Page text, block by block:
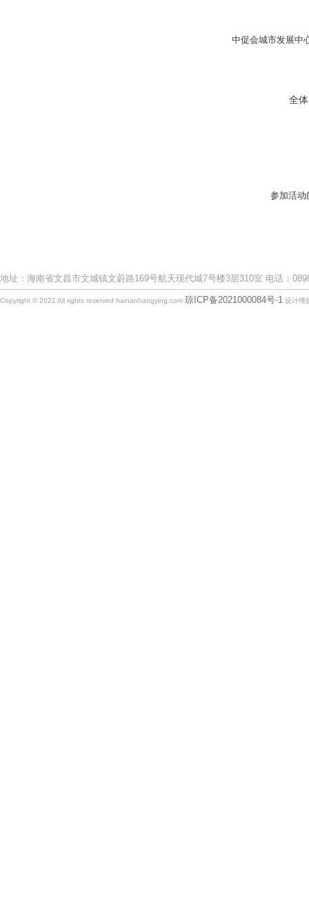
中促会城市发展中
全
参加活动
地址：海南省文昌市文城镇文蔚路169号航天现代城7号楼3层310室 电话：
Copyright © 2021 All rights reserved hainanhangying.com 琼ICP备2021000084号-1 设计维